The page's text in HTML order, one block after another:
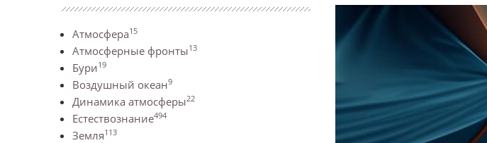
Атмосфера15
Атмосферные фронты13
Бури19
Воздушный океан9
Динамика атмосферы22
Естествознание494
Земля113